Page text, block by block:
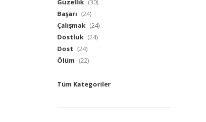
Güzellik (30)
Başarı (24)
Çalışmak (24)
Dostluk (24)
Dost (24)
Ölüm (22)
Tüm Kategoriler